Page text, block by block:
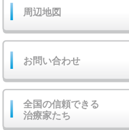
周辺地図
お問い合わせ
全国の信頼できる
治療家たち